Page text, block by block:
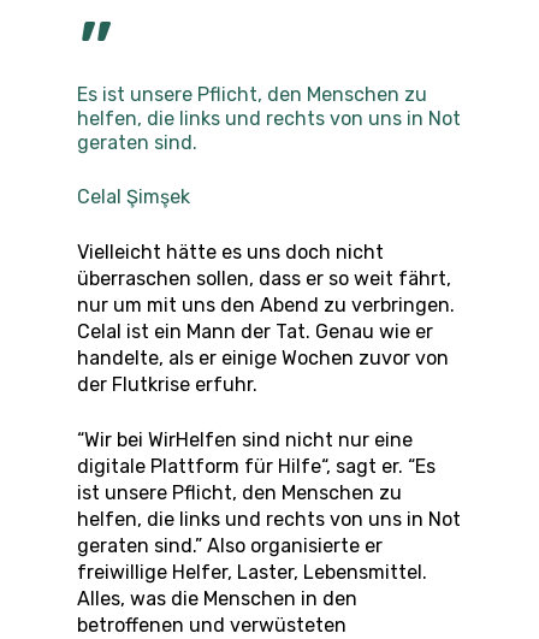
”
Es ist unsere Pflicht, den Menschen zu
helfen, die links und rechts von uns in Not
geraten sind.
Celal Şimşek
Vielleicht hätte es uns doch nicht
überraschen sollen, dass er so weit fährt,
nur um mit uns den Abend zu verbringen.
Celal ist ein Mann der Tat. Genau wie er
handelte, als er einige Wochen zuvor von
der Flutkrise erfuhr.
“Wir bei WirHelfen sind nicht nur eine
digitale Plattform für Hilfe“, sagt er. “Es
ist unsere Pflicht, den Menschen zu
helfen, die links und rechts von uns in Not
geraten sind.” Also organisierte er
freiwillige Helfer, Laster, Lebensmittel.
Alles, was die Menschen in den
betroffenen und verwüsteten